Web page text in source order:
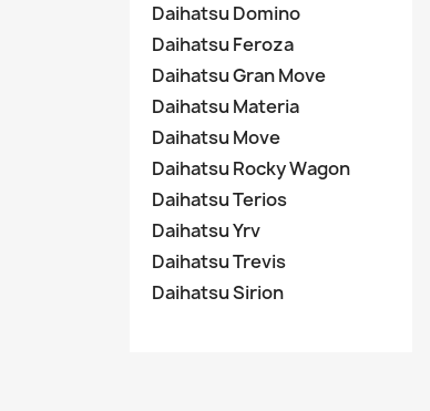
Daihatsu Domino
Daihatsu Feroza
Daihatsu Gran Move
Daihatsu Materia
Daihatsu Move
Daihatsu Rocky Wagon
Daihatsu Terios
Daihatsu Yrv
Daihatsu Trevis
Daihatsu Sirion